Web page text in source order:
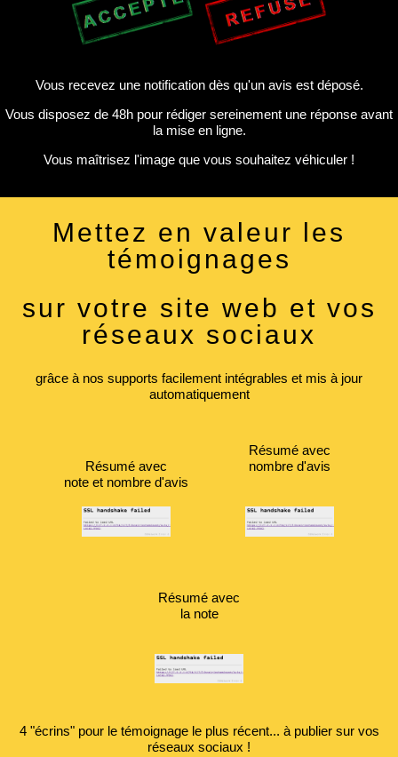
Vous recevez une notification dès qu'un avis est déposé.
Vous disposez de 48h pour rédiger sereinement une réponse avant
la mise en ligne.
Vous maîtrisez l'image que vous souhaitez véhiculer !
Mettez en valeur les
témoignages
sur votre site web et vos
réseaux sociaux
grâce à nos supports facilement intégrables et mis à jour
automatiquement
Résumé avec
note et nombre d'avis
Résumé avec
nombre d'avis
Résumé avec
la note
4 "écrins" pour le témoignage le plus récent... à publier sur vos
réseaux sociaux !